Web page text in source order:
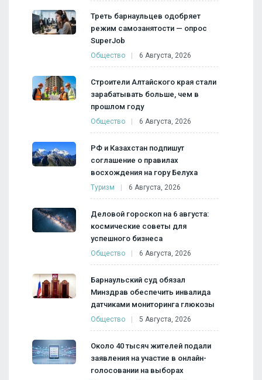
Треть барнаульцев одобряет
режим самозанятости — опрос
SuperJob
Общество 6 Августа, 2026
Строители Алтайского края стали
зарабатывать больше, чем в
прошлом году
Общество 6 Августа, 2026
РФ и Казахстан подпишут
соглашение о правилах
восхождения на гору Белуха
Туризм 6 Августа, 2026
Деловой гороскоп на 6 августа:
космические советы для
успешного бизнеса
Общество 6 Августа, 2026
Барнаульский суд обязал
Минздрав обеспечить инвалида
датчиками мониторинга глюкозы
Общество 5 Августа, 2026
Около 40 тысяч жителей подали
заявления на участие в онлайн-
голосовании на выборах